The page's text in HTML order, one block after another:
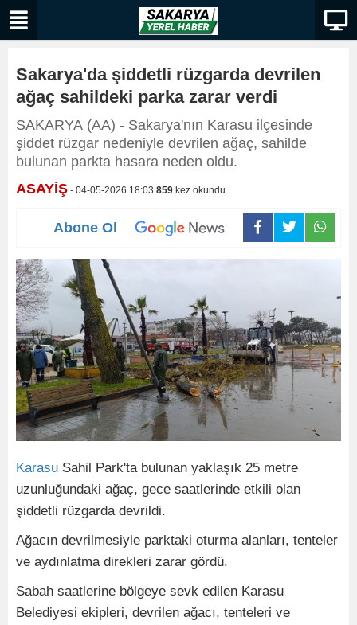
Sakarya'da şiddetli rüzgarda devrilen
ağaç sahildeki parka zarar verdi
SAKARYA (AA) - Sakarya'nın Karasu ilçesinde
şiddet rüzgar nedeniyle devrilen ağaç, sahilde
bulunan parkta hasara neden oldu.
ASAYİŞ - 04-05-2026 18:03 859 kez okundu.
Abone Ol
Karasu Sahil Park'ta bulunan yaklaşık 25 metre
uzunluğundaki ağaç, gece saatlerinde etkili olan
şiddetli rüzgarda devrildi.
Ağacın devrilmesiyle parktaki oturma alanları, tenteler
ve aydınlatma direkleri zarar gördü.
Sabah saatlerine bölgeye sevk edilen Karasu
Belediyesi ekipleri, devrilen ağacı, tenteleri ve